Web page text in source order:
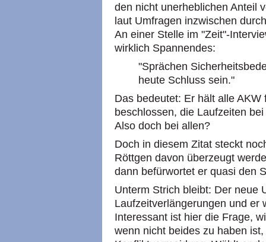
den nicht unerheblichen Anteil
laut Umfragen inzwischen
An einer Stelle im "Zeit"-
wirklich Spannendes:
"Sprächen
heute Schluss sein."
Das bedeutet: Er hält alle
beschlossen, die Laufzeiten
Also doch bei allen?
Doch in diesem Zitat steckt
Röttgen davon überzeugt
dann befürwortet er quasi den
Unterm Strich bleibt: Der neue
Laufzeitverlängerungen und er
Interessant ist hier die Frage,
wenn nicht beides zu haben